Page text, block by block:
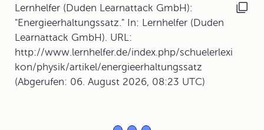
Lernhelfer (Duden Learnattack GmbH):
"Energieerhaltungssatz." In: Lernhelfer (Duden
Learnattack GmbH). URL:
http://www.lernhelfer.de/index.php/schuelerlexi
kon/physik/artikel/energieerhaltungssatz
(Abgerufen: 06. August 2026, 08:23 UTC)